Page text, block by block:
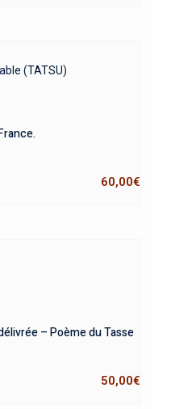
(TATSU)
60,00€
– Poème du Tasse
50,00€